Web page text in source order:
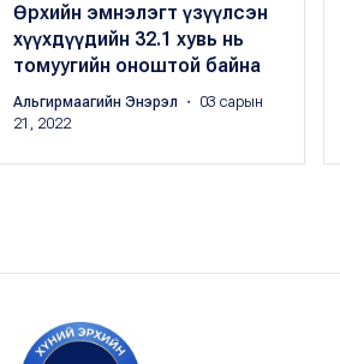
Өрхийн эмнэлэгт үзүүлсэн
хүүхдүүдийн 32.1 хувь нь
томуугийн оноштой байна
Альгирмаагийн Энэрэл
・ 03 сарын
21, 2022